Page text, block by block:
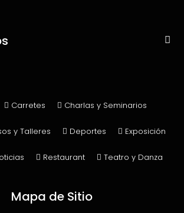
Carretes Charlas y Seminarios
y Talleres Deportes Exposición
Restaurant Teatro y Danza
Mapa de Sitio